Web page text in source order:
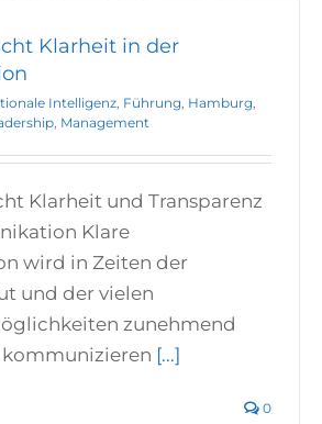
Klarheit in der
Intelligenz Führung Hamburg
Management
Klarheit und Transparenz
Klare
wird in Zeiten der
und der vielen
zunehmend
[...]
0